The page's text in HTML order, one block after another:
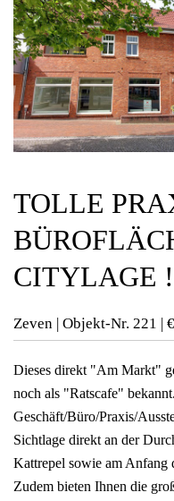
TOLLE
CITYLAGE !
Zeven | Objekt-Nr. 221 |
Dieses direkt "Am Markt"
noch als "Ratscafe"
Geschäft/Büro/Praxis/
Sichtlage direkt an der
Kattrepel sowie am Anfang
Zudem bieten Ihnen die